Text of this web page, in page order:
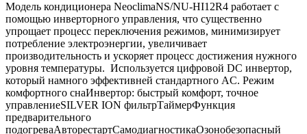
Модель кондиционера NeoclimaNS/NU-HI12R4 работает с
помощью инверторного управления, что существенно
упрощает процесс переключения режимов, минимизирует
потребление электроэнергии, увеличивает
производительность и ускоряет процесс достижения нужного
уровня температуры. Используется цифровой DC инвертор,
который намного эффективней стандартного AC. Режим
комфортного снаИнвертор: быстрый комфорт, точное
управлениеSILVER ION фильтрТаймерФункция
предварительного
подогреваАвторестартСамодиагностикаОзонобезопасный